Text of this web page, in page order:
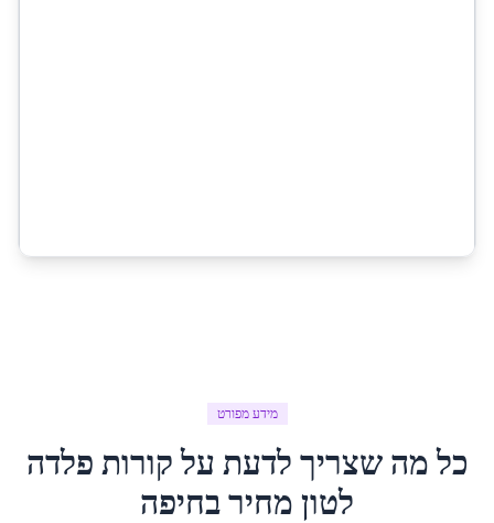
מידע מפורט
כל מה שצריך לדעת עלקורות פלדה
לטון מחירבחיפה